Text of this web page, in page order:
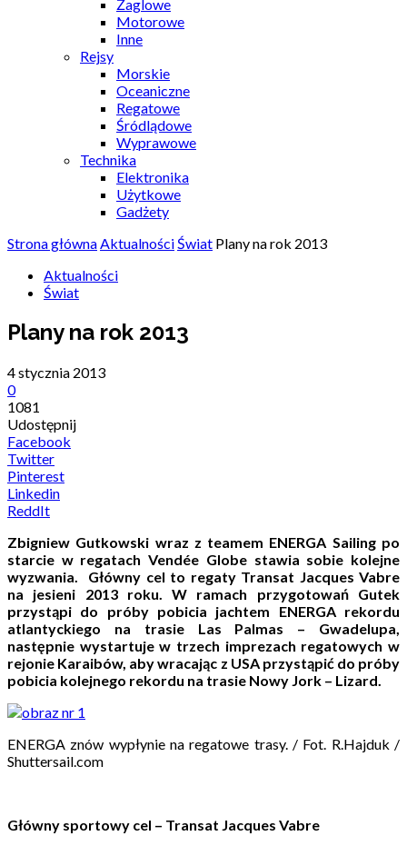
Żaglowe
Motorowe
Inne
Rejsy
Morskie
Oceaniczne
Regatowe
Śródlądowe
Wyprawowe
Technika
Elektronika
Użytkowe
Gadżety
Strona głównaAktualnościŚwiat Plany na rok 2013
Aktualności
Świat
Plany na rok 2013
4 stycznia 2013
0
1081
Udostępnij
Facebook
Twitter
Pinterest
Linkedin
ReddIt
Zbigniew Gutkowski wraz z teamem ENERGA Sailing po
starcie w regatach Vendée Globe stawia sobie kolejne
wyzwania. Główny cel to regaty Transat Jacques Vabre
na jesieni 2013 roku. W ramach przygotowań Gutek
przystąpi do próby pobicia jachtem ENERGA rekordu
atlantyckiego na trasie Las Palmas – Gwadelupa,
następnie wystartuje w trzech imprezach regatowych w
rejonie Karaibów, aby wracając z USA przystąpić do próby
pobicia kolejnego rekordu na trasie Nowy Jork – Lizard.
ENERGA znów wypłynie na regatowe trasy. / Fot. R.Hajduk /
Shuttersail.com
Główny sportowy cel – Transat Jacques Vabre